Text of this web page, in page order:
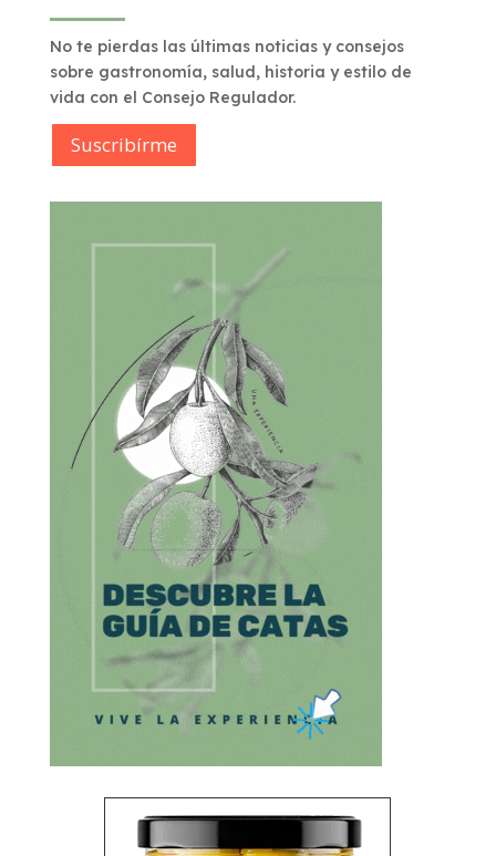
No te pierdas las últimas noticias y consejos
sobre gastronomía, salud, historia y estilo de
vida con el Consejo Regulador.
Suscribírme